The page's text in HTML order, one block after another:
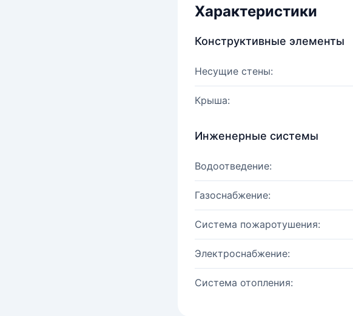
Характеристики
Конструктивные элементы
Несущие стены:
Крыша:
Инженерные системы
Водоотведение:
Газоснабжение:
Система пожаротушения:
Электроснабжение:
Система отопления: